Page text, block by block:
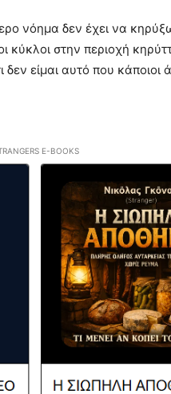
νόημα δεν έχει να
κύκλοι στην περιοχή
είμαι αυτό που
E-BOOKS